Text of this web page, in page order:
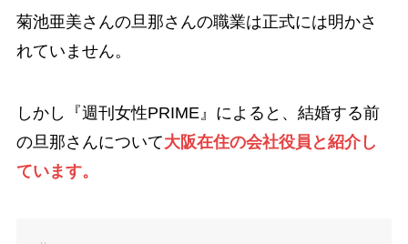
菊池亜美さんの旦那さんの職業は正式には明かさ
れていません。
しかし『週刊女性PRIME』によると、結婚する前
の旦那さんについて大阪在住の会社役員と紹介し
ています。